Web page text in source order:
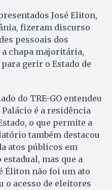
José Eliton,
fizeram discurso
pessoais dos
chapa majoritária,
gerir o Estado de
do TRE-GO entendeu
Palácio é a residência
o que permite a
também destacou
atos públicos em
mas que a
Éliton não foi um ato
acesso de eleitores